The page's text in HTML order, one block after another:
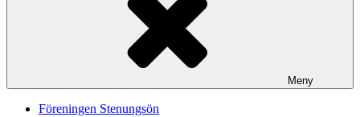
Meny
Föreningen Stenungsön